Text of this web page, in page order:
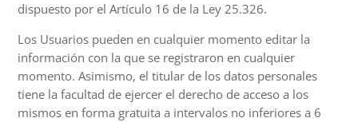
dispuesto por el Artículo 16 de la Ley 25.326.
Los Usuarios pueden en cualquier momento editar la
información con la que se registraron en cualquier
momento. Asimismo, el titular de los datos personales
tiene la facultad de ejercer el derecho de acceso a los
mismos en forma gratuita a intervalos no inferiores a 6